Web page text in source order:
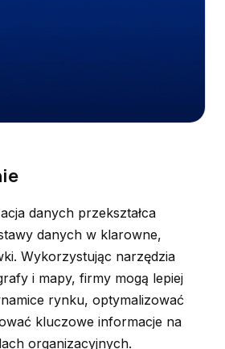
danych przekształca
danych w klarowne,
Wykorzystując narzędzia
i mapy, firmy mogą lepiej
rynku, optymalizować
kluczowe informacje na
organizacyjnych.